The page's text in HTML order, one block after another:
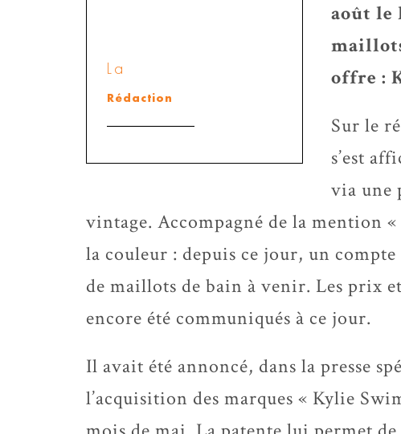
La
Rédaction
août le
offre :
Sur le
s’est
via une
vintage. Accompagné de la mention
la couleur : depuis ce jour, un
de maillots de bain à venir. Les prix
encore été communiqués à ce jour.
Il avait été annoncé, dans la presse
l’acquisition des marques « Kylie